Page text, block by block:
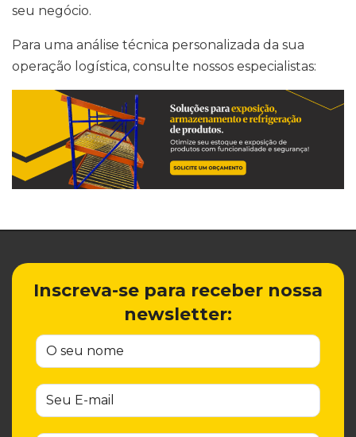
seu negócio.
Para uma análise técnica personalizada da sua
operação logística, consulte nossos especialistas:
Inscreva-se para receber nossa
newsletter: